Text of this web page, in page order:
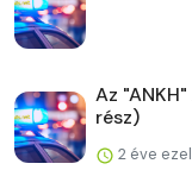
Az
rész)
2 éve